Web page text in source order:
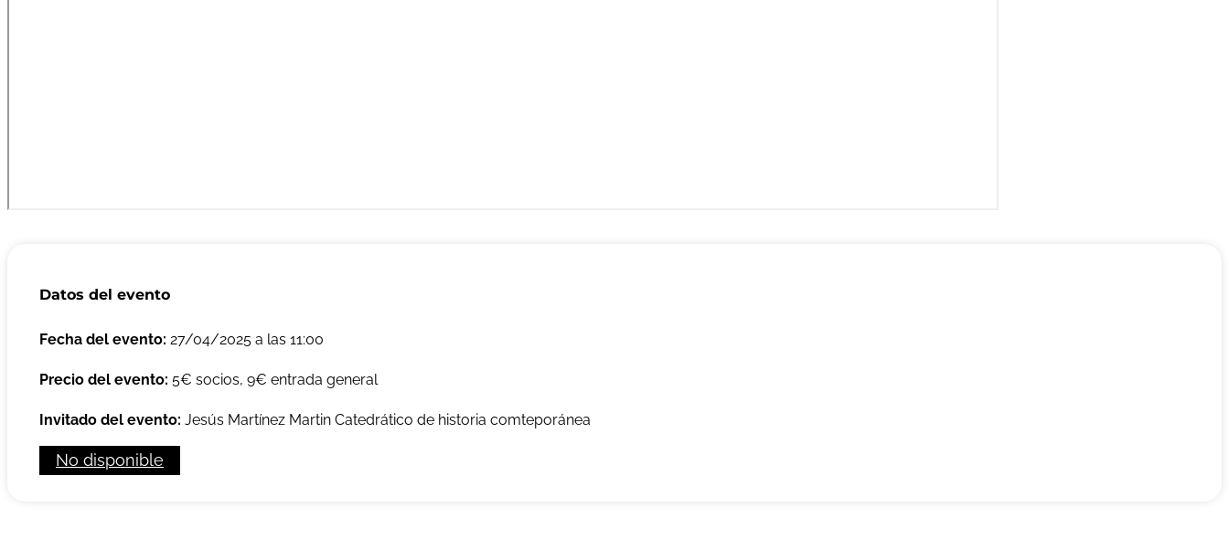
Datos del evento
Fecha del evento: 27/04/2025 a las 11:00
Precio del evento: 5€ socios, 9€ entrada general
Invitado del evento: Jesús Martínez Martin Catedrático de historia comteporánea
No disponible